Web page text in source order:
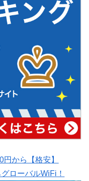
円から【格安】
ローバルWiFi！